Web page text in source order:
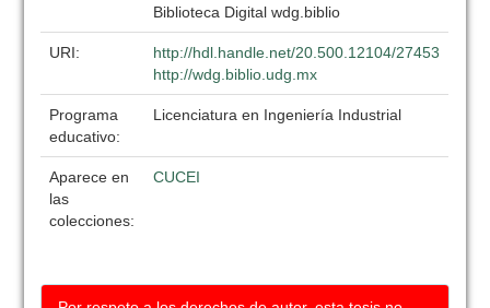
Biblioteca Digital wdg.biblio
URI:
http://hdl.handle.net/20.500.12104/27453
http://wdg.biblio.udg.mx
Programa
educativo:
Licenciatura en Ingeniería Industrial
Aparece en
las
colecciones:
CUCEI